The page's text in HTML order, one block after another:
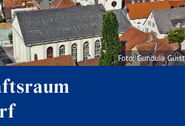
Foto: Gundula Guist